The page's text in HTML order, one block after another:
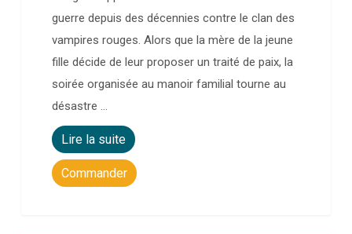
guerre depuis des décennies contre le clan des
vampires rouges. Alors que la mère de la jeune
fille décide de leur proposer un traité de paix, la
soirée organisée au manoir familial tourne au
désastre …
Lire la suite
Commander